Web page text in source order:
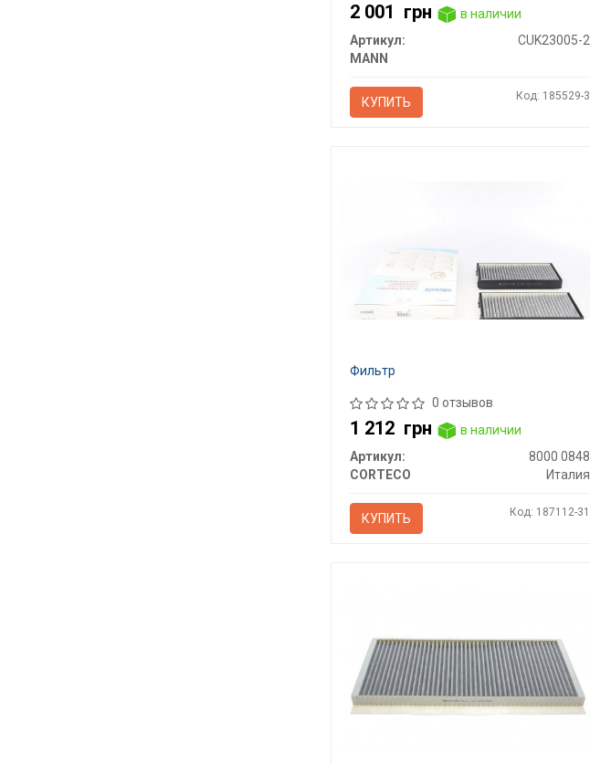
2 001 грн
в наличии
Артикул:
CUK23005-2
MANN
КУПИТЬ Код: 185529-3
Фильтр
0 отзывов
1 212 грн
в наличии
Артикул:
8000 0848
CORTECO
Италия
КУПИТЬ Код: 187112-31